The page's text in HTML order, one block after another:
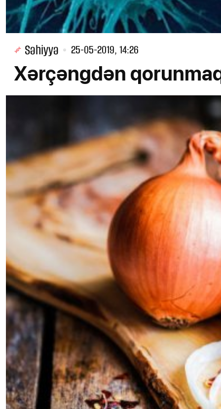
Səhiyyə 25-05-2019, 14:26
Xərçəngdən